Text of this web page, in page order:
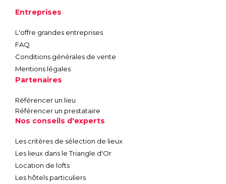
Entreprises
L'offre grandes entreprises
FAQ
Conditions générales de vente
Mentions légales
Partenaires
Référencer un lieu
Référencer un prestataire
Nos conseils d'experts
Les critères de sélection de lieux
Les lieux dans le Triangle d'Or
Location de lofts
Les hôtels particuliers